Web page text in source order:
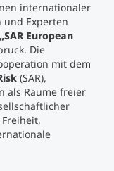
internationaler
Experten
„SAR European
Die
mit dem
(SAR),
als Räume freier